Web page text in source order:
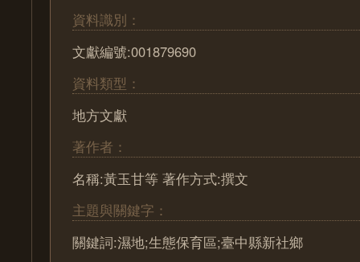
資料識別：
文獻編號:001879690
資料類型：
地方文獻
著作者：
名稱:黃玉甘等 著作方式:撰文
主題與關鍵字：
關鍵詞:濕地;生態保育區;臺中縣新社鄉